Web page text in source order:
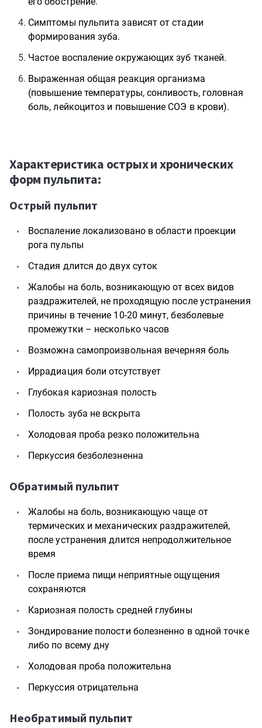
Симптомы пульпита зависят от стадии
формирования зуба.
Частое воспаление окружающих зуб тканей.
Выраженная общая реакция организма
(повышение температуры, сонливость, головная
боль, лейкоцитоз и повышение СОЭ в крови).
Характеристика острых и хронических
форм пульпита:
Острый пульпит
Воспаление локализовано в области проекции
рога пульпы
Стадия длится до двух суток
Жалобы на боль, возникающую от всех видов
раздражителей, не проходящую после устранения
причины в течение 10-20 минут, безболевые
промежутки – несколько часов
Возможна самопроизвольная вечерняя боль
Иррадиация боли отсутствует
Глубокая кариозная полость
Полость зуба не вскрыта
Холодовая проба резко положительна
Перкуссия безболезненна
Обратимый пульпит
Жалобы на боль, возникающую чаще от
термических и механических раздражителей,
после устранения длится непродолжительное
время
После приема пищи неприятные ощущения
сохраняются
Кариозная полость средней глубины
Зондирование полости болезненно в одной точке
либо по всему дну
Холодовая проба положительна
Перкуссия отрицательна
Необратимый пульпит